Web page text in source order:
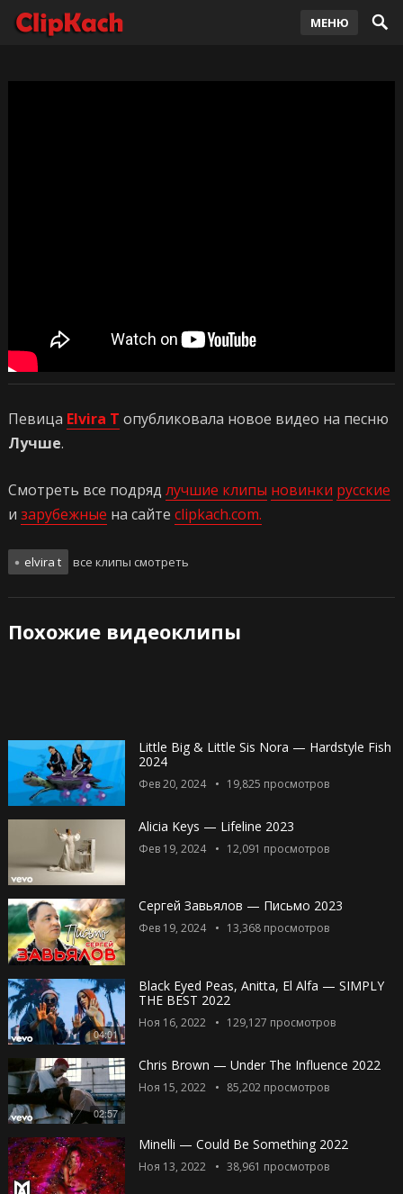
МЕНЮ
-clipkach
Певица Elvira T опубликовала новое видео на песню
Лучше.
Смотреть все подряд лучшие клипы новинки русские
и зарубежные на сайте clipkach.com.
elvira t все клипы смотреть
Похожие видеоклипы
Little Big & Little Sis Nora — Hardstyle Fish
2024
Фев 20, 2024 19,825 просмотров
Alicia Keys — Lifeline 2023
Фев 19, 2024 12,091 просмотров
Сергей Завьялов — Письмо 2023
Фев 19, 2024 13,368просмотров
04:01
Black Eyed Peas, Anitta, El Alfa — SIMPLY
THE BEST 2022
Ноя 16, 2022 129,127 просмотров
02:57
Chris Brown — Under The Influence 2022
Ноя 15, 2022 85,202просмотров
Minelli — Could Be Something 2022
Ноя 13, 2022 38,961 просмотров